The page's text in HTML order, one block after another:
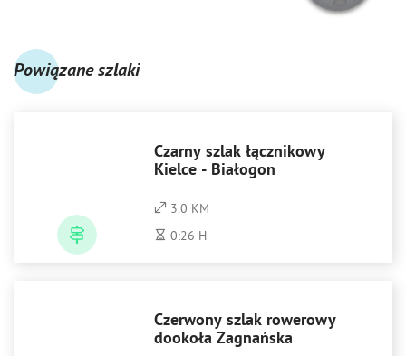
Powiązane szlaki
Czarny szlak łącznikowy
Kielce - Białogon
3.0 KM
0:26 H
Czerwony szlak rowerowy
dookoła Zagnańska